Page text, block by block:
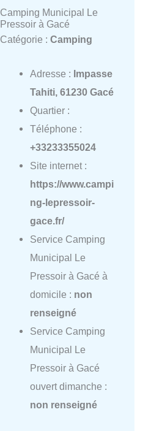
Camping Municipal Le
Pressoir à Gacé
Catégorie : Camping
Adresse : Impasse
Tahiti, 61230 Gacé
Quartier :
Téléphone :
+33233355024
Site internet :
https://www.campi
ng-lepressoir-
gace.fr/
Service Camping
Municipal Le
Pressoir à Gacé à
domicile : non
renseigné
Service Camping
Municipal Le
Pressoir à Gacé
ouvert dimanche :
non renseigné